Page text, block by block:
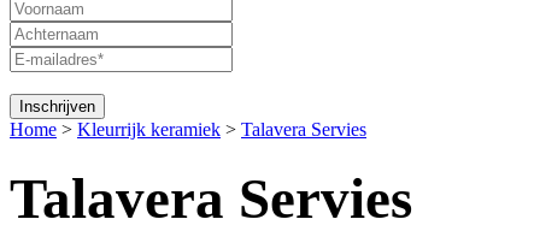
Home > Kleurrijk keramiek > Talavera Servies
Talavera Servies